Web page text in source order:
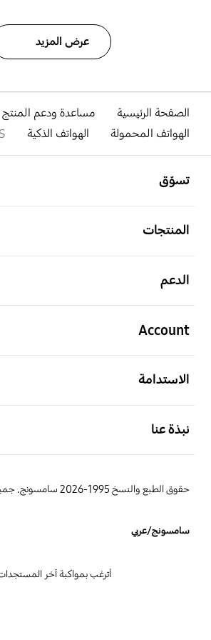
عرض المزيد
الصفحة الرئيسية
مساعدة ودعم المنتج
الهواتف المحمولة
الهواتف الذكية
تسوّق
المنتجات
الدعم
Account
الاستدامة
نبذة عنا
حقوق الطبع والنسخ 1995-2026 سامسونج. جميع الحقوق محفوظة.
سامسونج/عربي
أترغب بمواكبة آخر